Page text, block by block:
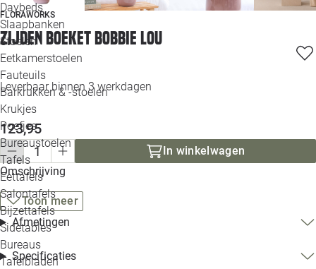
Daybeds
Slaapbanken
Stoelen
Eetkamerstoelen
Fauteuils
Barkrukken & -stoelen
Krukjes
Poefjes
Bureaustoelen
Tafels
Eettafels
Salontafels
Bijzettafels
Sidetables
Bureaus
Tafelbladen
FLORAWORKS
Zijden boeket Bobbie Lou
Leverbaar binnen 3 werkdagen
123,95
In winkelwagen
Omschrijving
Toon meer
Afmetingen
Specificaties